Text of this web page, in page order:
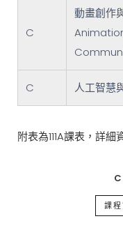
C
動畫創作
C 人工智慧
附表為111A課表，詳細
課